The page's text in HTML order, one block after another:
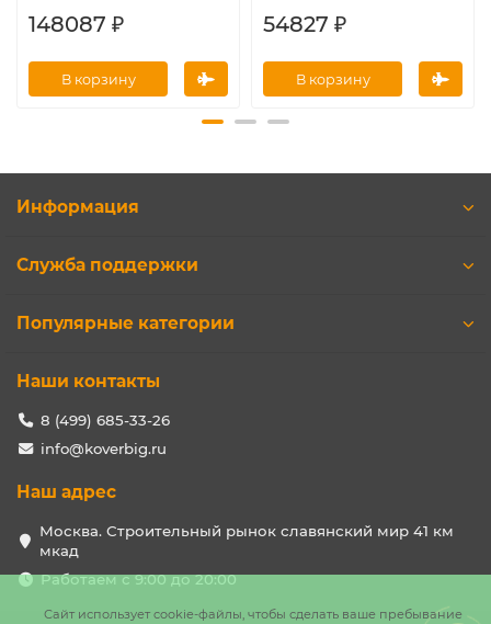
148087 ₽
В корзину
54827 ₽
В корзину
Сайт использует cookie-файлы, чтобы сделать ваше пребывание
Информация
Служба поддержки
Популярные категории
Наши контакты
8 (499) 685-33-26
info@koverbig.ru
Наш адрес
Москва. Строительный рынок славянский мир 41 км
мкад
Работаем с 9:00 до 20:00